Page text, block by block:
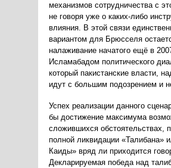
механизмов сотрудничества с
не говоря уже о каких-либо
влияния. В этой связи
вариантом для Брюсселя
налаживание начатого ещё в
Исламабадом политического
который пакистанские власти,
идут с большим подозрением и
Успех реализации данного
бы достижение максимума
сложившихся обстоятельствах,
полной ликвидации «Талибана»
Каиды» вряд ли приходится
Декларируемая победа над